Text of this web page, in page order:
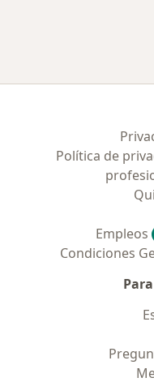
Política de
Empleos
Condiciones